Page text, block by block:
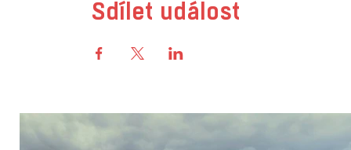
Sdílet událost